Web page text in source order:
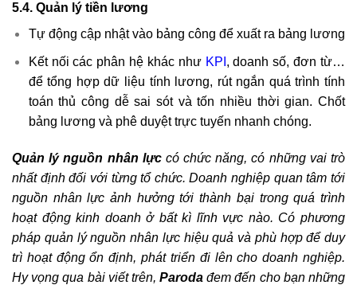
5.4. Quản lý tiền lương
Tự động cập nhật vào bảng công để xuất ra bảng lương
Kết nối các phân hệ khác như KPI , doanh số, đơn từ…
để tổng hợp dữ liệu tính lương, rút ngắn quá trình tính
toán thủ công dễ sai sót và tốn nhiều thời gian. Chốt
bảng lương và phê duyệt trực tuyến nhanh chóng.
Quản lý nguồn nhân lựccó chức năng, có những vai trò
nhất định đối với từng tổ chức. Doanh nghiệp quan tâm tới
nguồn nhân lực ảnh hưởng tới thành bại trong quá trình
hoạt động kinh doanh ở bất kì lĩnh vực nào. Có phương
pháp quản lý nguồn nhân lực hiệu quả và phù hợp để duy
trì hoạt động ổn định, phát triển đi lên cho doanh nghiệp.
Hy vọng qua bài viết trên,Paroda đem đến cho bạn những